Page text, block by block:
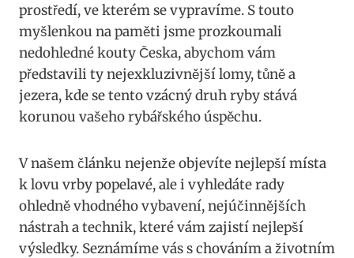
⁤prostředí, ⁣ve kterém se vypravíme. S touto
⁣myšlenkou ⁤na‌ paměti jsme prozkoumali
nedohledné ⁢kouty Česka, abychom vám
představili ty nejexkluzivnější⁢ lomy, tůně a
jezera,⁢ kde⁣ se tento⁤ vzácný ⁤druh ryby stává
korunou⁤ vašeho rybářského úspěchu.
V našem⁤ článku nejenže objevíte nejlepší místa
k lovu vrby popelavé, ale i vyhledáte ⁢rady
ohledně vhodného vybavení, nejúčinnějších
nástrah‍ a technik, ​které vám zajistí nejlepší
výsledky. Seznámíme vás s chováním a životním⁣